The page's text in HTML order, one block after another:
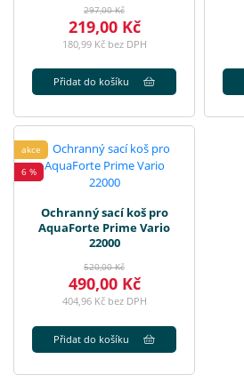
297,00 Kč
219,00 Kč
180,99 Kč bez DPH
Přidat do košíku
akce
6 %
Ochranný sací koš pro
AquaForte Prime Vario
22000
520,00 Kč
490,00 Kč
404,96 Kč bez DPH
Přidat do košíku